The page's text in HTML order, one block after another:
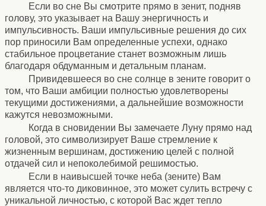
Если во сне Вы смотрите прямо в зенит, подняв
голову, это указывает на Вашу энергичность и
импульсивность. Ваши импульсивные решения до сих
пор приносили Вам определенные успехи, однако
стабильное процветание станет возможным лишь
благодаря обдуманным и детальным планам.
Привидевшееся во сне солнце в зените говорит о
том, что Ваши амбиции полностью удовлетворены
текущими достижениями, а дальнейшие возможности
кажутся невозможными.
Когда в сновидении Вы замечаете Луну прямо над
головой, это символизирует Ваше стремление к
жизненным вершинам, достижению целей с полной
отдачей сил и непоколебимой решимостью.
Если в наивысшей точке неба (зените) Вам
является что-то диковинное, это может сулить встречу с
уникальной личностью, с которой Вас ждет тепло